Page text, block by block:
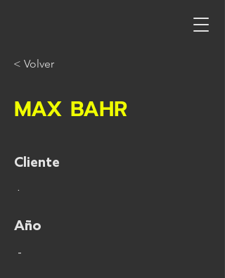
< Volver
MAX BAHR
Cliente
.
Año
-